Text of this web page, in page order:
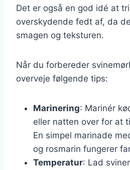
Det er også en god idé at
overskydende fedt af, da
smagen og teksturen.
Når du forbereder
overveje følgende tips:
Marinering: Marinér
eller natten over for at
En simpel marinade
og rosmarin fungerer
Temperatur: Lad